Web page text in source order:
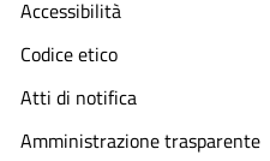
Accessibilità
Codice etico
Atti di notifica
Amministrazione trasparente